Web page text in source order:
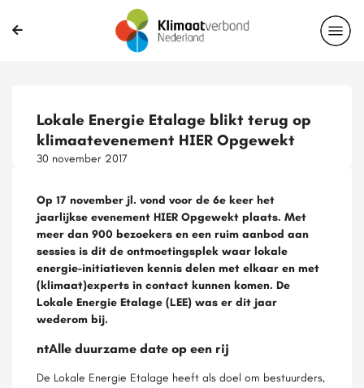
Lokale Energie Etalage blikt terug op
klimaatevenement HIER Opgewekt
30 november 2017
Op 17 november jl. vond voor de 6e keer het
jaarlijkse evenement HIER Opgewekt plaats. Met
meer dan 900 bezoekers en een ruim aanbod aan
sessies is dit de ontmoetingsplek waar lokale
energie-initiatieven kennis delen met elkaar en met
(klimaat)experts in contact kunnen komen. De
Lokale Energie Etalage (LEE) was er dit jaar
wederom bij.
ntAlle duurzame date op een rij
De Lokale Energie Etalage heeft als doel om bestuurders,